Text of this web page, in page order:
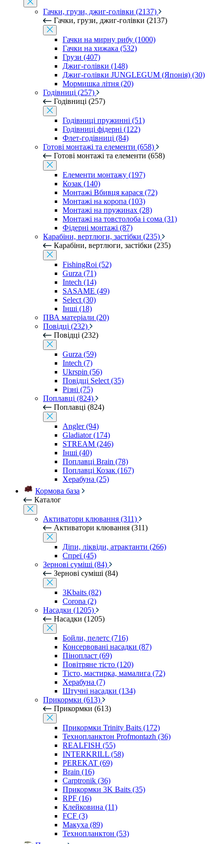
Гачки, грузи, джиг-голівки (2137)
Гачки, грузи, джиг-голівки (2137)
Гачки на мирну рибу (1000)
Гачки на хижака (532)
Грузи (407)
Джиг-голівки (148)
Джиг-голівки JUNGLEGUM (Японія) (30)
Мормишка літня (20)
Годівниці (257)
Годівниці (257)
Годівниці пружинні (51)
Годівниці фідерні (122)
Флет-годівниці (84)
Готові монтажі та елементи (658)
Готові монтажі та елементи (658)
Елементи монтажу (197)
Козак (140)
Монтажі Вбивця карася (72)
Монтажі на коропа (103)
Монтажі на пружинах (28)
Монтажі на товстолоба і сома (31)
Фідерні монтажі (87)
Карабіни, вертлюги, застібки (235)
Карабіни, вертлюги, застібки (235)
FishingRoi (52)
Gurza (71)
Intech (14)
SASAME (49)
Select (30)
Інші (18)
ПВА матеріали (20)
Повідці (232)
Повідці (232)
Gurza (59)
Intech (7)
Ukrspin (56)
Повідці Select (35)
Різні (75)
Поплавці (824)
Поплавці (824)
Angler (94)
Gladiator (174)
STREAM (246)
Інші (40)
Поплавці Brain (78)
Поплавці Козак (167)
Херабуна (25)
Кормова база
Каталог
Активатори клювання (311)
Активатори клювання (311)
Діпи, ліквіди, атрактанти (266)
Спреї (45)
Зернові суміші (84)
Зернові суміші (84)
3Kbaits (82)
Corona (2)
Насадки (1205)
Насадки (1205)
Бойли, пелетс (716)
Консервовані насадки (87)
Пінопласт (69)
Повітряне тісто (120)
Тісто, мастирка, мамалига (72)
Херабуна (7)
Штучні насадки (134)
Прикормки (613)
Прикормки (613)
Прикормки Trinity Baits (172)
Технопланктон Profmontazh (36)
REALFISH (55)
INTERKRILL (58)
PEREKAT (69)
Brain (16)
Carptronik (36)
Прикормки 3K Baits (35)
RPF (16)
Клейковина (11)
FCF (3)
Макуха (89)
Технопланктон (53)